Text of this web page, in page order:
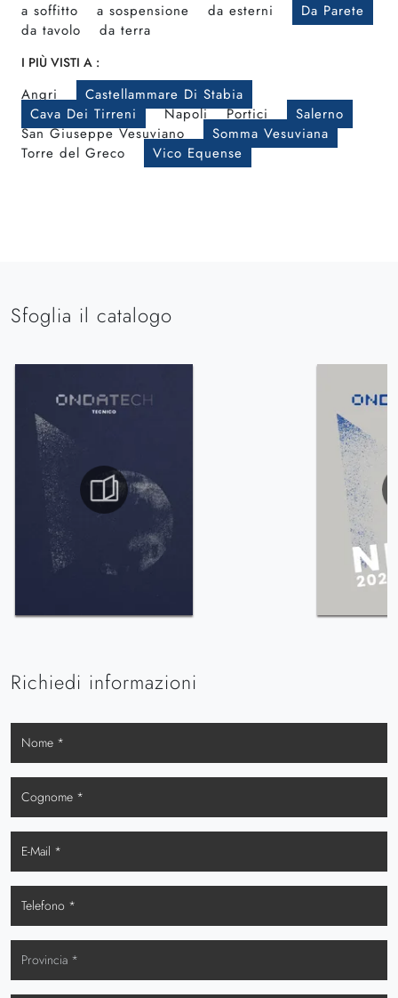
a soffitto a sospensione da esterni
Da Parete
da tavolo
da terra
I PIÙ VISTI A :
Angri
Castellammare Di Stabia
Cava Dei Tirreni
Napoli Portici
Salerno
San Giuseppe Vesuviano
Somma Vesuviana
Torre del Greco
Vico Equense
Sfoglia il catalogo
Richiedi informazioni